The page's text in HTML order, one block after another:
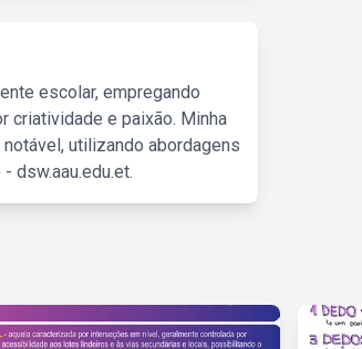
escolar, empregando
criatividade e paixão. Minha
utilizando abordagens
dsw.aau.edu.et.